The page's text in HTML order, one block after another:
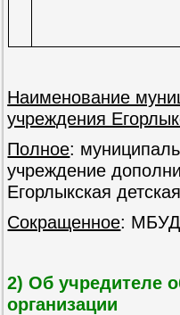
Наименование
учреждения
Полное:
учреждение
Егорлыкская
Сокращенное:
2) Об учредителе
организации